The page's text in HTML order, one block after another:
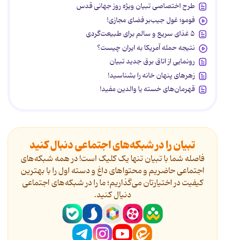
طرح اختصاصی تبیان ویژه روز جهانی قدس
فومو؛ غول جیب‌بر فضای مجازی!
۵ غذای سریع و سالم برای طبیعت‌گردی
نتیجه حمله آمریکا به ایران چیست؟
رونمایی از اتاق برق جدید تبیان
زهرهای پنهان خانه را بشناسید!
قهرمان‌های خسته یا والدین مفید!
تبیان را در شبکه‌های اجتماعی دنبال کنید
فاصله شما با تبیان تنها یک کلیک است! در همه شبکه‌های
اجتماعی حاضریم و محتواهای داغ و دسته اول را با بهترین
کیفیت در اختیارتان می‌گذاریم؛ ما را در شبکه‌های اجتماعی
دنیال کنید.